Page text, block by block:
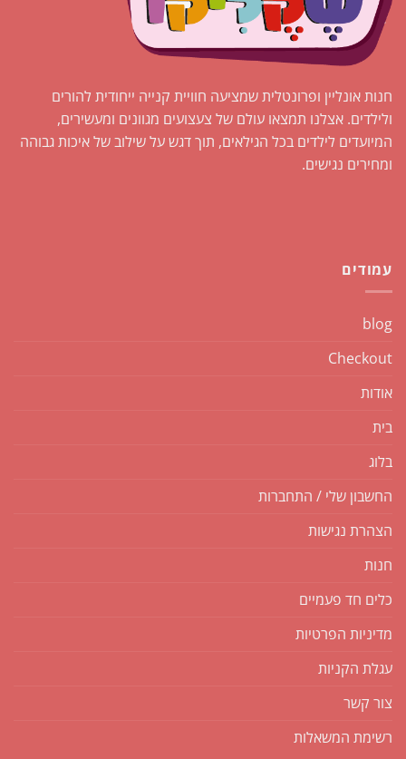
חנות אונליין ופרונטלית שמציעה חוויית קנייה ייחודית להורים
ולילדים. אצלנו תמצאו עולם של צעצועים מגוונים ומעשירים,
המיועדים לילדים בכל הגילאים, תוך דגש על שילוב של איכות גבוהה
ומחירים נגישים.
עמודים
blog
Checkout
אודות
בית
בלוג
החשבון שלי / התחברות
הצהרת נגישות
חנות
כלים חד פעמיים
מדיניות הפרטיות
עגלת הקניות
צור קשר
רשימת המשאלות